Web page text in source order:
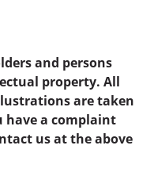
and persons
property. All
are taken
have a complaint
us at the above